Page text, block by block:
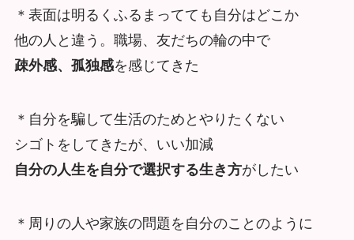
＊表面は明るくふるまってても自分はどこか
他の人と違う。職場、友だちの輪の中で
疎外感、孤独感を感じてきた
＊自分を騙して生活のためとやりたくない
シゴトをしてきたが、いい加減
自分の人生を自分で選択する生き方がしたい
＊周りの人や家族の問題を自分のことのように